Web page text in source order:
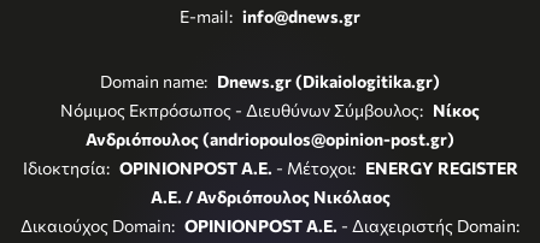
E-mail: info@dnews.gr
Domain name: Dnews.gr (Dikaiologitika.gr)
Νόμιμος Εκπρόσωπος - Διευθύνων Σύμβουλος: Νίκος
Ανδριόπουλος (andriopoulos@opinion-post.gr)
Ιδιοκτησία: OPINIONPOST A.E. - Μέτοχοι: ENERGY REGISTER
Α.Ε. / Ανδριόπουλος Νικόλαος
Δικαιούχος Domain: OPINIONPOST A.E. - Διαχειριστής Domain: